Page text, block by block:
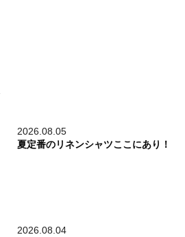
2026.08.05
夏定番のリネンシャツここにあり！
2026.08.04